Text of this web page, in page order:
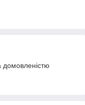
домовленістю